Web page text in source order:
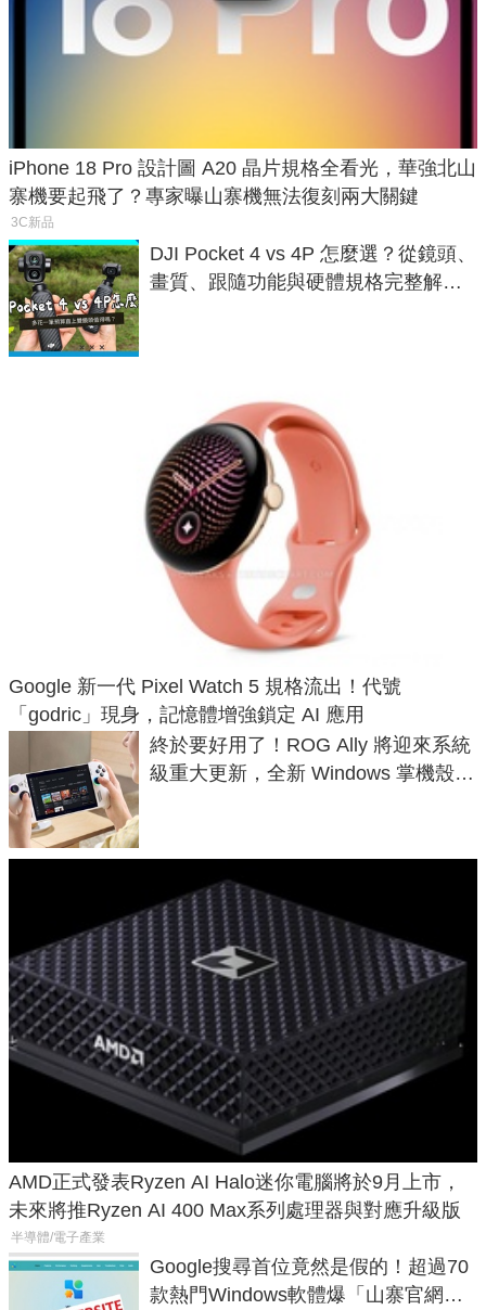
iPhone 18 Pro 設計圖 A20 晶片規格全看光，華強北山
寨機要起飛了？專家曝山寨機無法復刻兩大關鍵
3C新品
DJI Pocket 4 vs 4P 怎麼選？從鏡頭、
畫質、跟隨功能與硬體規格完整解
Google 新一代 Pixel Watch 5 規格流出！代號
「godric」現身，記憶體增強鎖定 AI 應用
終於要好用了！ROG Ally 將迎來系統
級重大更新，全新 Windows 掌機殼模
AMD正式發表Ryzen AI Halo迷你電腦將於9月上市，
未來將推Ryzen AI 400 Max系列處理器與對應升級版
半導體/電子產業
Google搜尋首位竟然是假的！超過70
款熱門Windows軟體爆「山寨官網」